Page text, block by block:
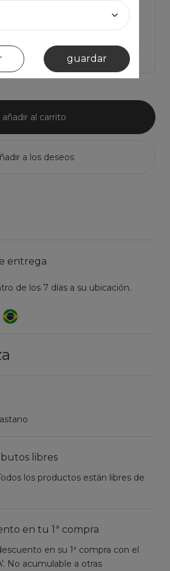
guardar
talla elegir?
de la prenda y comparar con la tuya
de la prenda >
añadir al carrito
entrega
de los 7 días a su ubicación.
libres
los productos están libres de
en tu 1ª compra
en su 1ª compra con el
No acumulable a otras